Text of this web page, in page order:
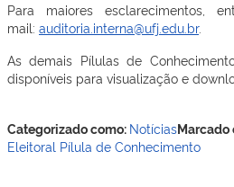
Para maiores esclarecimentos,
mail: auditoria.interna@ufj.edu.br.
As demais Pílulas de
disponíveis para visualização e
Categorizado como: NotíciasMarcado
Eleitoral Pílula de Conhecimento